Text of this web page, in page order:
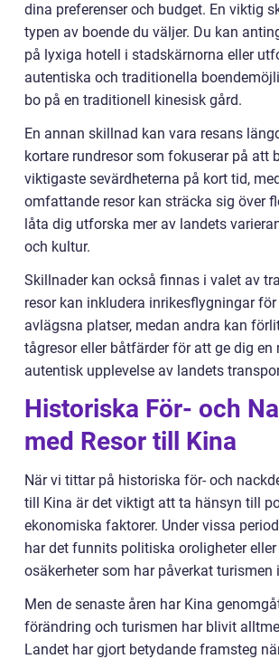
dina preferenser och budget. En viktig
typen av boende du väljer. Du kan
på lyxiga hotell i stadskärnorna eller
autentiska och traditionella
bo på en traditionell kinesisk gård.
En annan skillnad kan vara resans
kortare rundresor som fokuserar på att
viktigaste sevärdheterna på kort tid,
omfattande resor kan sträcka sig över
låta dig utforska mer av landets
och kultur.
Skillnader kan också finnas i valet av
resor kan inkludera inrikesflygningar
avlägsna platser, medan andra kan
tågresor eller båtfärder för att ge dig en
autentisk upplevelse av landets
Historiska För- och
med Resor till Kina
När vi tittar på historiska för- och
till Kina är det viktigt att ta hänsyn till
ekonomiska faktorer. Under vissa
har det funnits politiska oroligheter
osäkerheter som har påverkat turismen
Men de senaste åren har Kina
förändring och turismen har blivit
Landet har gjort betydande framsteg